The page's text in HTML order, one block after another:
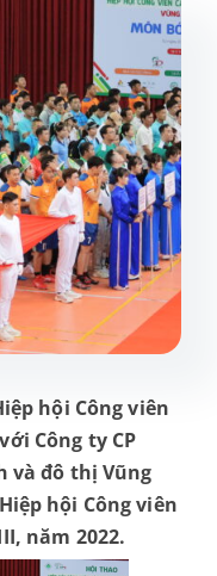
hội Công viên
Công ty CP
và đô thị Vũng
hội Công viên
năm 2022.